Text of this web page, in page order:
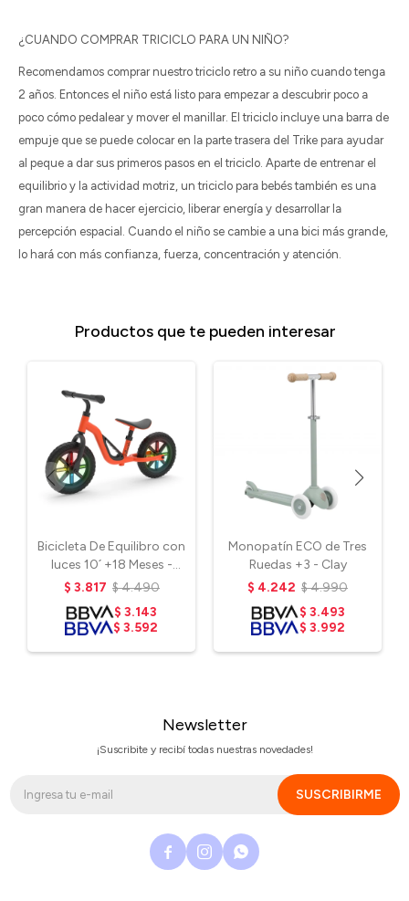
¿CUANDO COMPRAR TRICICLO PARA UN NIÑO?
Recomendamos comprar nuestro triciclo retro a su niño cuando tenga
2 años. Entonces el niño está listo para empezar a descubrir poco a
poco cómo pedalear y mover el manillar. El triciclo incluye una barra de
empuje que se puede colocar en la parte trasera del Trike para ayudar
al peque a dar sus primeros pasos en el triciclo. Aparte de entrenar el
equilibrio y la actividad motriz, un triciclo para bebés también es una
gran manera de hacer ejercicio, liberar energía y desarrollar la
percepción espacial. Cuando el niño se cambie a una bici más grande,
lo hará con más confianza, fuerza, concentración y atención.
Productos que te pueden interesar
Bicicleta De Equilibro con
luces 10´ +18 Meses -
Naranja
$ 3.817 $4.490
$ 3.143
$ 3.592
Monopatín ECO de Tres
Ruedas +3 - Clay
$ 4.242 $4.990
$ 3.493
$ 3.992
Newsletter
¡Suscribite y recibí todas nuestras novedades!
SUSCRIBIRME
  